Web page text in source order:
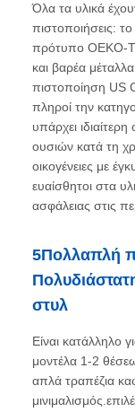
Όλα τα υλικά
πιστοποιήσεις:
πρότυπο OEKO-
και βαρέα
πιστοποίηση US
πληροί την
υπάρχει
ουσιών κατά τη
οικογένειες με
ευαίσθητοι στα
ασφάλειας στις
5Πολλαπλή
στυλ
Είναι κατάλληλο
μοντέλα 1-2
απλά τραπέζια